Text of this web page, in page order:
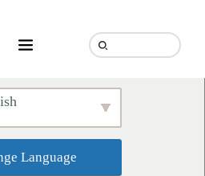
language.
to change to:
Language